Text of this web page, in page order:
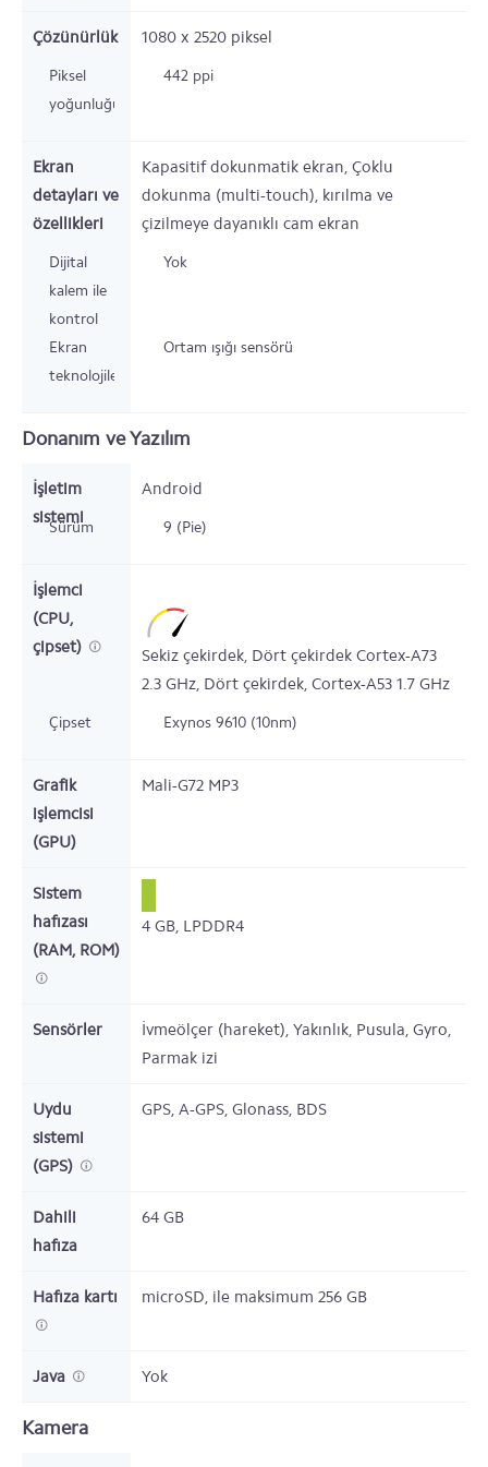
Çözünürlük 1080 x 2520 piksel
Piksel
yoğunluğu
442 ppi
Ekran
detayları ve
özellikleri
Kapasitif dokunmatik ekran, Çoklu
dokunma (multi-touch), kırılma ve
çizilmeye dayanıklı cam ekran
Dijital
kalem ile
kontrol
Yok
Ekran
teknolojileri
Ortam ışığı sensörü
Donanım ve Yazılım
İşletim
sistemi
Android
Sürüm 9 (Pie)
İşlemci
(CPU,
çipset)
Sekiz çekirdek, Dört çekirdek Cortex-A73
2.3 GHz, Dört çekirdek, Cortex-A53 1.7 GHz
Çipset Exynos 9610 (10nm)
Grafik
işlemcisi
(GPU)
Mali-G72 MP3
Sistem
hafızası
(RAM, ROM)
4 GB, LPDDR4
Sensörler
İvmeölçer (hareket), Yakınlık, Pusula, Gyro,
Parmak izi
Uydu
sistemi
(GPS)
GPS, A-GPS, Glonass, BDS
Dahili
hafıza
64 GB
Hafıza kartı microSD, ile maksimum 256 GB
Java Yok
Kamera